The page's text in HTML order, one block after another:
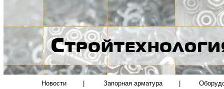
Новости Запорная арматура